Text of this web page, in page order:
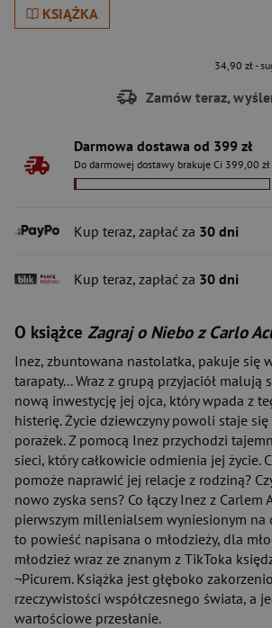
KSIĄŻKA
34,90 zł-
Zamów teraz,
Darmowa dostawa od 399 zł
Do darmowej dostawy brakuje Ci 399,00 zł
Kup teraz, zapłać za 30 dni
Kup teraz, zapłać za 30 dni
O książce Zagraj o Niebo z Carlo
Inez, zbuntowana nastolatka, pakuje się
tarapaty... Wraz z grupą przyjaciół malują
nową inwestycję jej ojca, który wpada z
histerię. Życie dziewczyny powoli staje
porażek. Z pomocą Inez przychodzi
sieci, który całkowicie odmienia jej życie.
pomoże naprawić jej relacje z rodziną?
nowo zyska sens? Co łączy Inez z Carlem
pierwszym millenialsem wyniesionym na
to powieść napisana o młodzieży, dla
młodzież wraz ze znanym z TikToka
¬Picurem. Książka jest głęboko
rzeczywistości współczesnego świata, a
wartościowe przesłanie.